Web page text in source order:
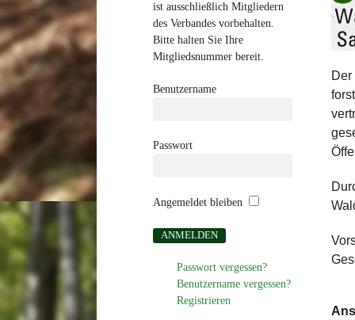
ist ausschließlich Mitgliedern
des Verbandes vorbehalten.
Bitte halten Sie Ihre
Mitgliedsnummer bereit.
Benutzername
Passwort
Angemeldet bleiben
Passwort vergessen?
Benutzername vergessen?
Registrieren